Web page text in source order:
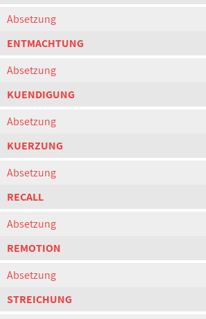
Absetzung
ENTMACHTUNG
Absetzung
KUENDIGUNG
Absetzung
KUERZUNG
Absetzung
RECALL
Absetzung
REMOTION
Absetzung
STREICHUNG